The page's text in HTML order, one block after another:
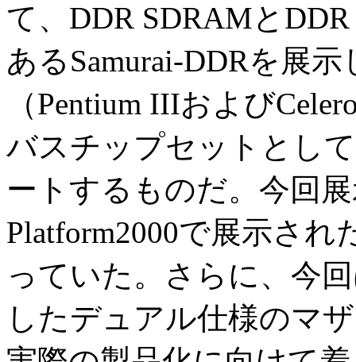
て、DDR SDRAMと
あるSamurai-DDRを展
（Pentium IIIおよび
バスチップセットとし
ートするものだ。今回
Platform2000で展示され
っていた。さらに、今
したデュアル仕様のマ